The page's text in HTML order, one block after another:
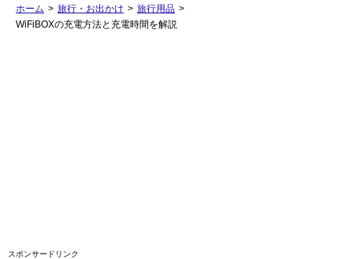
ホーム > 旅行・お出かけ > 旅行用品 >
WiFiBOXの充電方法と充電時間を解説
スポンサードリンク